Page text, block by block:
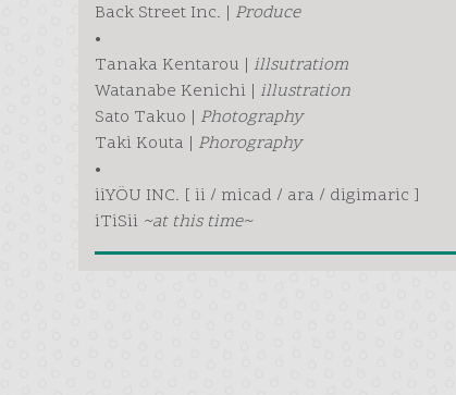
Back Street Inc. | Produce
•
Tanaka Kentarou | illsutratiom
Watanabe Kenichi | illustration
Sato Takuo | Photography
Taki Kouta | Phorography
•
iiYÖU INC. [ ii / micad / ara / digimaric ]
iTiSii ~at this time~